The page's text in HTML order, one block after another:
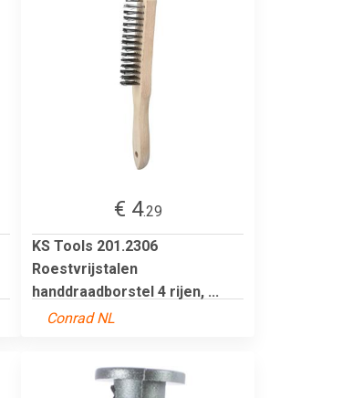
€ 4.29
KS Tools 201.2306
Roestvrijstalen
handdraadborstel 4 rijen, ...
Conrad NL